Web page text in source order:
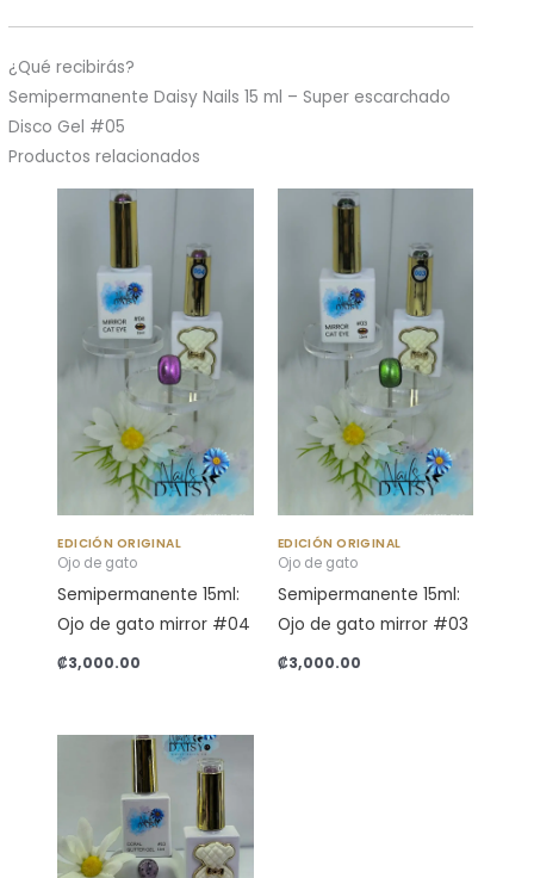
¿Qué recibirás?
Semipermanente Daisy Nails 15 ml – Super escarchado
Disco Gel #05
Productos relacionados
EDICIÓN ORIGINAL
Ojo de gato
Semipermanente 15ml:
Ojo de gato mirror #04
₡3,000.00
EDICIÓN ORIGINAL
Ojo de gato
Semipermanente 15ml:
Ojo de gato mirror #03
₡3,000.00